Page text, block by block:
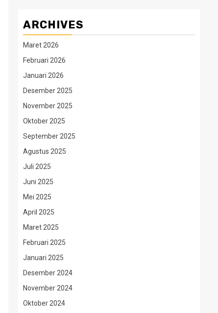
ARCHIVES
Maret 2026
Februari 2026
Januari 2026
Desember 2025
November 2025
Oktober 2025
September 2025
Agustus 2025
Juli 2025
Juni 2025
Mei 2025
April 2025
Maret 2025
Februari 2025
Januari 2025
Desember 2024
November 2024
Oktober 2024